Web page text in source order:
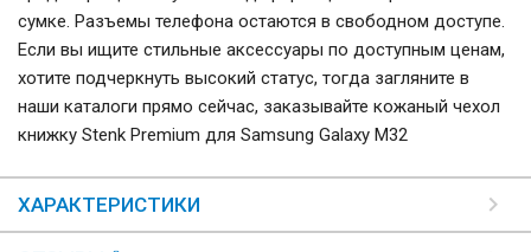
сумке. Разъемы телефона остаются в свободном доступе.
Если вы ищите стильные аксессуары по доступным ценам,
хотите подчеркнуть высокий статус, тогда загляните в
наши каталоги прямо сейчас, заказывайте кожаный чехол
книжку Stenk Premium для Samsung Galaxy M32
ХАРАКТЕРИСТИКИ